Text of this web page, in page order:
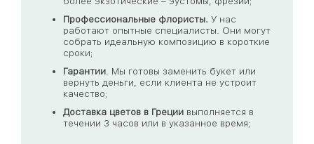
Профессиональные флористы. У нас
работают опытные специалисты. Они могут
собрать идеальную композицию в короткие
сроки;
Гарантии . Мы готовы заменить букет или
вернуть деньги, если клиента не устроит
качество;
Доставка цветов в Греции выполняется в
течении 3 часов или в указанное время;